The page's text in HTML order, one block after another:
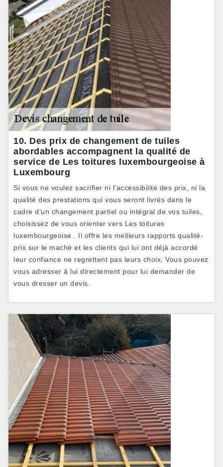
10. Des prix de changement de tuiles
abordables accompagnent la qualité de
service de Les toitures luxembourgeoise à
Luxembourg
Si vous ne voulez sacrifier ni l’accessibilité des prix, ni la
qualité des prestations qui vous seront livrés dans le
cadre d’un changement partiel ou intégral de vos tuiles,
choisissez de vous orienter vers Les toitures
luxembourgeoise . Il offre les meilleurs rapports qualité-
prix sur le maché et les clients qui lui ont déjà accordé
leur confiance ne regrettent pas leurs choix. Vous pouvez
vous adresser à lui directement pour lui demander de
vous dresser un devis.